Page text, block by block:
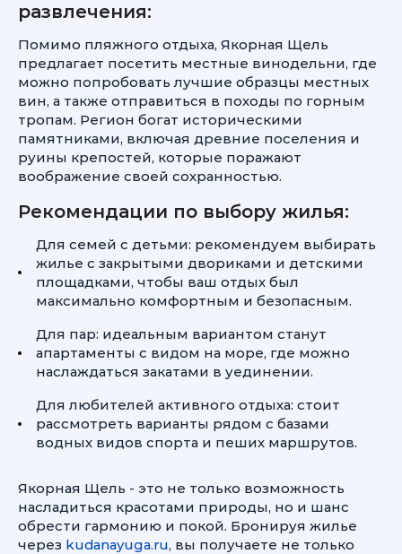
развлечения:
Помимо пляжного отдыха, Якорная Щель
предлагает посетить местные винодельни, где
можно попробовать лучшие образцы местных
вин, а также отправиться в походы по горным
тропам. Регион богат историческими
памятниками, включая древние поселения и
руины крепостей, которые поражают
воображение своей сохранностью.
Рекомендации по выбору жилья:
Для семей с детьми: рекомендуем выбирать
жилье с закрытыми двориками и детскими
площадками, чтобы ваш отдых был
максимально комфортным и безопасным.
Для пар: идеальным вариантом станут
апартаменты с видом на море, где можно
наслаждаться закатами в уединении.
Для любителей активного отдыха: стоит
рассмотреть варианты рядом с базами
водных видов спорта и пеших маршрутов.
Якорная Щель - это не только возможность
насладиться красотами природы, но и шанс
обрести гармонию и покой. Бронируя жилье
через kudanayuga.ru, вы получаете не только